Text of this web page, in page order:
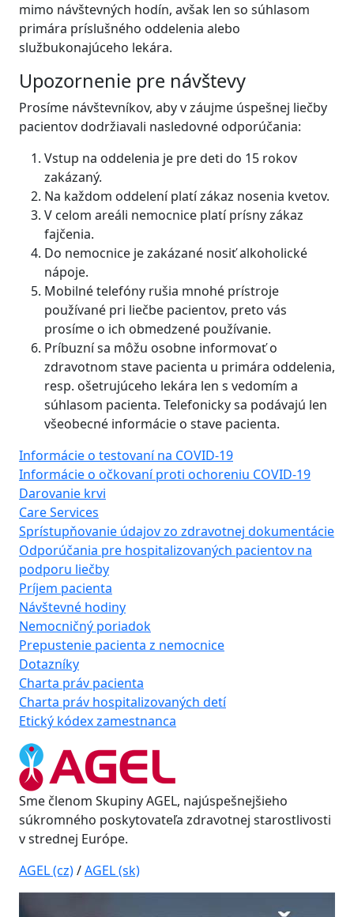
mimo návštevných hodín, avšak len so súhlasom
primára príslušného oddelenia alebo
službukonajúceho lekára.
Upozornenie pre návštevy
Prosíme návštevníkov, aby v záujme úspešnej liečby
pacientov dodržiavali nasledovné odporúčania:
Vstup na oddelenia je pre deti do 15 rokov
zakázaný.
Na každom oddelení platí zákaz nosenia kvetov.
V celom areáli nemocnice platí prísny zákaz
fajčenia.
Do nemocnice je zakázané nosiť alkoholické
nápoje.
Mobilné telefóny rušia mnohé prístroje
používané pri liečbe pacientov, preto vás
prosíme o ich obmedzené používanie.
Príbuzní sa môžu osobne informovať o
zdravotnom stave pacienta u primára oddelenia,
resp. ošetrujúceho lekára len s vedomím a
súhlasom pacienta. Telefonicky sa podávajú len
všeobecné informácie o stave pacienta.
Informácie o testovaní na COVID-19
Informácie o očkovaní proti ochoreniu COVID-19
Darovanie krvi
Care Services
Sprístupňovanie údajov zo zdravotnej dokumentácie
Odporúčania pre hospitalizovaných pacientov na
podporu liečby
Príjem pacienta
Návštevné hodiny
Nemocničný poriadok
Prepustenie pacienta z nemocnice
Dotazníky
Charta práv pacienta
Charta práv hospitalizovaných detí
Etický kódex zamestnanca
Sme členom Skupiny AGEL, najúspešnejšieho
súkromného poskytovateľa zdravotnej starostlivosti
v strednej Európe.
AGEL (cz)/AGEL (sk)